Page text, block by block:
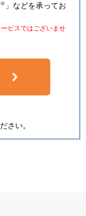
※ 」などを承ってお
ビスではございませ
さい。